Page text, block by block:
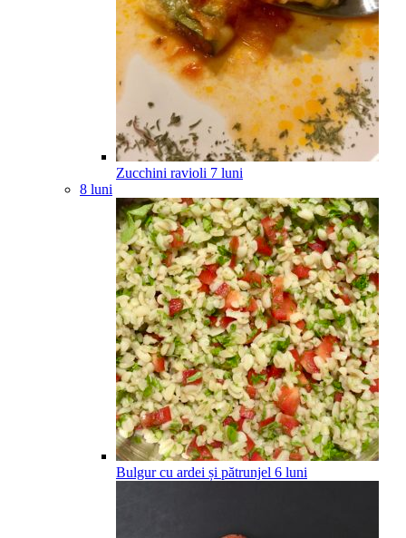
Zucchini ravioli 7 luni
8 luni
Bulgur cu ardei și pătrunjel 6 luni